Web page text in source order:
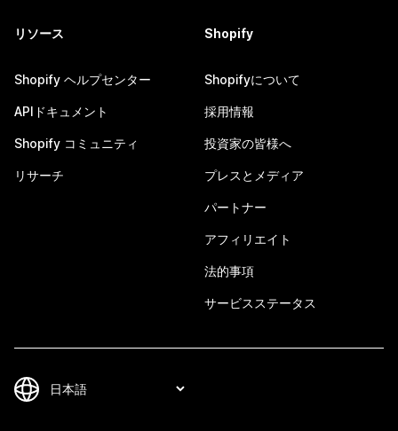
リソース
Shopify ヘルプセンター
APIドキュメント
Shopify コミュニティ
リサーチ
Shopify
Shopifyについて
採用情報
投資家の皆様へ
プレスとメディア
パートナー
アフィリエイト
法的事項
サービスステータス